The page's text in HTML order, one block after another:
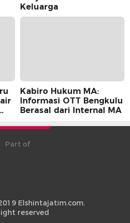
Keluarga
Kabiro Hukum MA:
Informasi OTT Bengkulu
Berasal dari Internal MA
Part of
Elshintajatim.com.
reserved